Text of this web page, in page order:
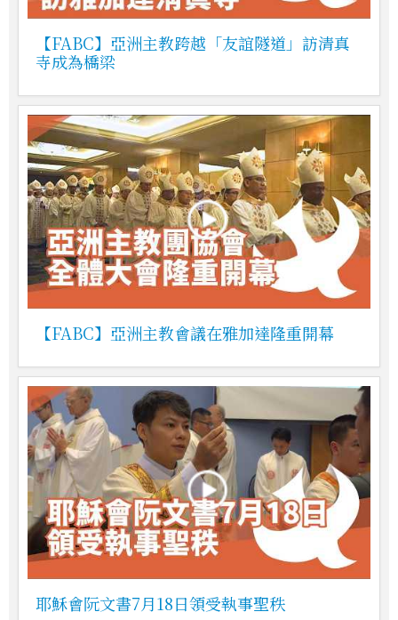
【FABC】亞洲主教跨越「友誼隧道」訪清真
寺成為橋梁
【FABC】亞洲主教會議在雅加達隆重開幕
耶穌會阮文書7月18日領受執事聖秩